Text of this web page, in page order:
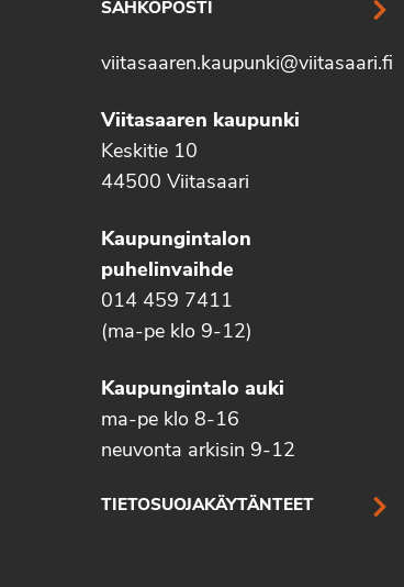
SÄHKÖPOSTI
viitasaaren.kaupunki@viitasaari.fi
Viitasaaren kaupunki
Keskitie 10
44500 Viitasaari
Kaupungintalon
puhelinvaihde
014 459 7411
(ma-pe klo 9-12)
Kaupungintalo auki
ma-pe klo 8-16
neuvonta arkisin 9-12
TIETOSUOJAKÄYTÄNTEET